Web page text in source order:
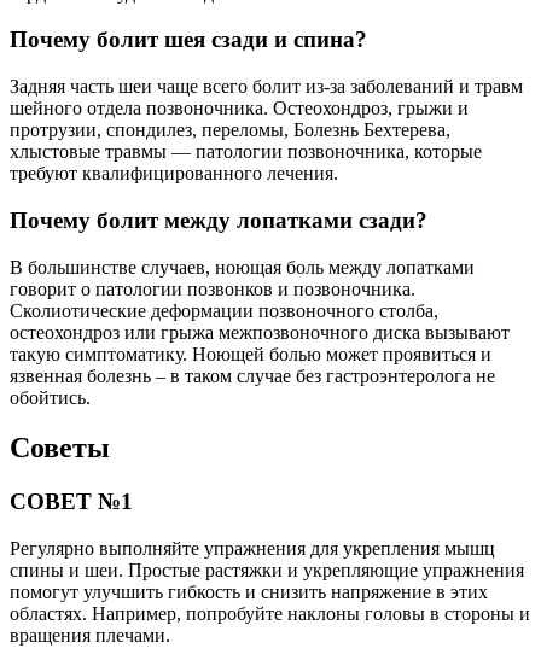
Почему болит шея сзади и спина?
Задняя часть шеи чаще всего болит из-за заболеваний и травм
шейного отдела позвоночника. Остеохондроз, грыжи и
протрузии, спондилез, переломы, Болезнь Бехтерева,
хлыстовые травмы — патологии позвоночника, которые
требуют квалифицированного лечения.
Почему болит между лопатками сзади?
В большинстве случаев, ноющая боль между лопатками
говорит о патологии позвонков и позвоночника.
Сколиотические деформации позвоночного столба,
остеохондроз или грыжа межпозвоночного диска вызывают
такую симптоматику. Ноющей болью может проявиться и
язвенная болезнь – в таком случае без гастроэнтеролога не
обойтись.
Советы
СОВЕТ №1
Регулярно выполняйте упражнения для укрепления мышц
спины и шеи. Простые растяжки и укрепляющие упражнения
помогут улучшить гибкость и снизить напряжение в этих
областях. Например, попробуйте наклоны головы в стороны и
вращения плечами.